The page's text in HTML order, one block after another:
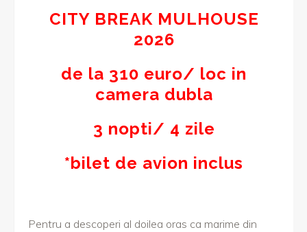
CITY BREAK MULHOUSE
2026
de la 310 euro/ loc in
camera dubla
3 nopti/ 4 zile
*bilet de avion inclus
Pentru a descoperi al doilea oras ca marime din